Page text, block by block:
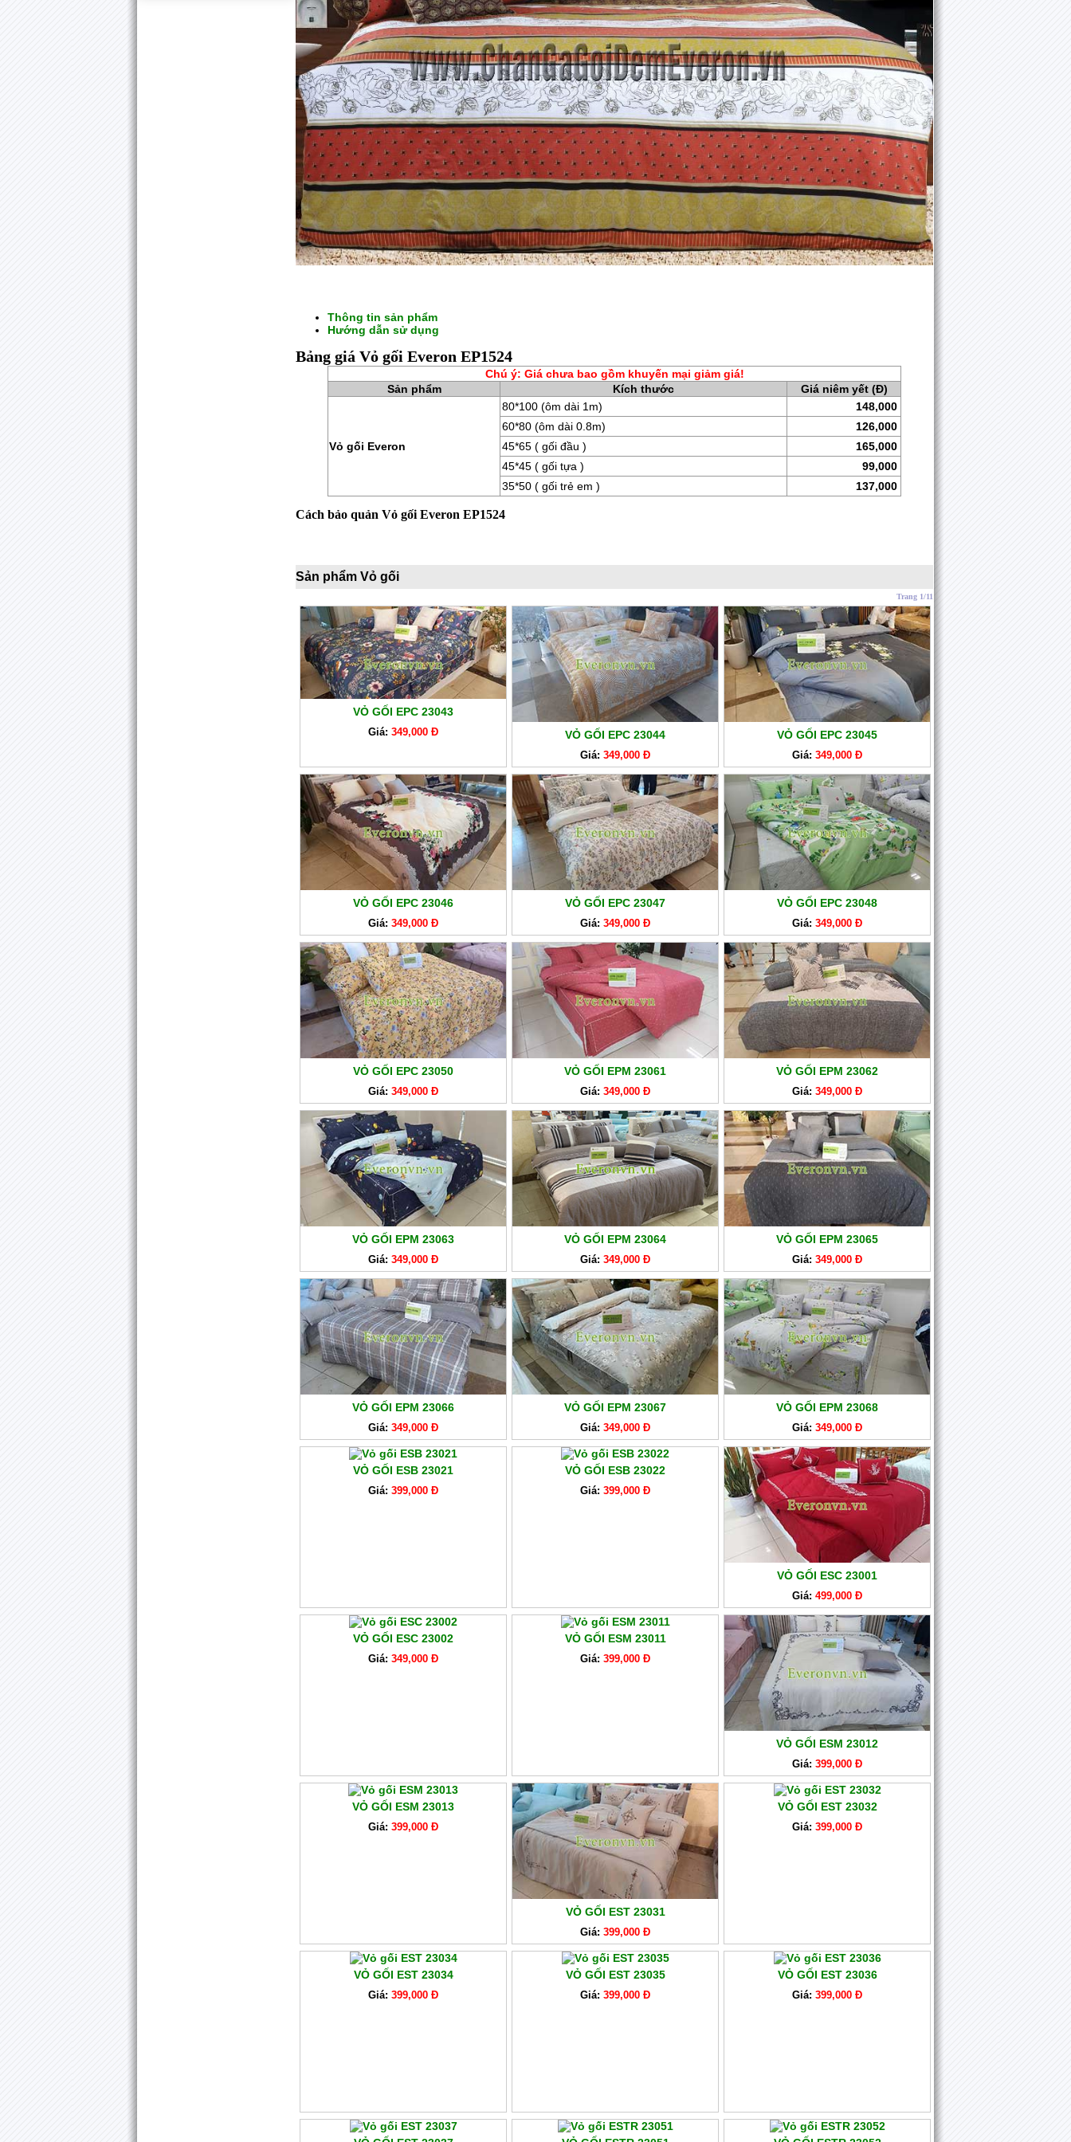
Thông tin sản phẩm
Hướng dẫn sử dụng
Bảng giá Vỏ gối Everon EP1524
Chú ý: Giá chưa bao gồm khuyến mại giảm giá!
Sản phẩm
Kích thước Giá niêm yết (Đ)
Vỏ gối Everon
80*100 (ôm dài 1m)
148,000
60*80 (ôm dài 0.8m)
126,000
45*65 ( gối đầu )
165,000
45*45 ( gối tựa )
99,000
35*50 ( gối trẻ em )
137,000
Cách bảo quản Vỏ gối Everon EP1524
Sản phẩm Vỏ gối
Trang 1/11
VỎ GỐI EPC 23043
Giá: 349,000 Đ VỎ GỐI EPC 23044
Giá: 349,000 Đ
VỎ GỐI EPC 23045
Giá: 349,000 Đ
VỎ GỐI EPC 23046
Giá: 349,000 Đ
VỎ GỐI EPC 23047
Giá: 349,000 Đ
VỎ GỐI EPC 23048
Giá: 349,000 Đ
VỎ GỐI EPC 23050
Giá: 349,000 Đ
VỎ GỐI EPM 23061
Giá: 349,000 Đ
VỎ GỐI EPM 23062
Giá: 349,000 Đ
VỎ GỐI EPM 23063
Giá: 349,000 Đ
VỎ GỐI EPM 23064
Giá: 349,000 Đ
VỎ GỐI EPM 23065
Giá: 349,000 Đ
VỎ GỐI EPM 23066
Giá: 349,000 Đ
VỎ GỐI EPM 23067
Giá: 349,000 Đ
VỎ GỐI EPM 23068
Giá: 349,000 Đ
VỎ GỐI ESB 23021
Giá: 399,000 Đ
VỎ GỐI ESB 23022
Giá: 399,000 Đ
VỎ GỐI ESC 23001
Giá: 499,000 Đ
VỎ GỐI ESC 23002
Giá: 349,000 Đ
VỎ GỐI ESM 23011
Giá: 399,000 Đ
VỎ GỐI ESM 23012
Giá: 399,000 Đ
VỎ GỐI ESM 23013
Giá: 399,000 Đ
VỎ GỐI EST 23031
Giá: 399,000 Đ
VỎ GỐI EST 23032
Giá: 399,000 Đ
VỎ GỐI EST 23034
Giá: 399,000 Đ
VỎ GỐI EST 23035
Giá: 399,000 Đ
VỎ GỐI EST 23036
Giá: 399,000 Đ